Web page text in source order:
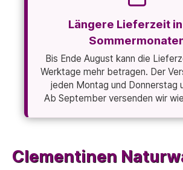
Längere Lieferzeit
Bis Ende August kann die
Werktage mehr betragen. Der
jeden Montag und Donnerstag
Ab September versenden wir
Clementinen